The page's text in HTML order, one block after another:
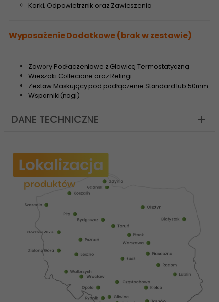
Korki, Odpowietrznik oraz Zawieszenia
Wyposażenie Dodatkowe (brak w zestawie)
Zawory Podłączeniowe z Głowicą Termostatyczną
Wieszaki Collecione oraz Relingi
Zestaw Maskujący pod podłączenie Standard lub 50mm
Wsporniki(nogi)
DANE TECHNICZNE